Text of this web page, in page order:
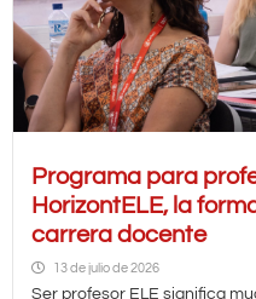
Programa para
HorizontELE, la
carrera docente
13 de julio de 2026
Ser profesor ELE significa